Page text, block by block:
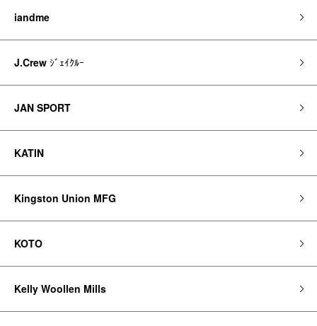
iandme
J.Crew ｼﾞｪｲｸﾙｰ
JAN SPORT
KATIN
Kingston Union MFG
KOTO
Kelly Woollen Mills